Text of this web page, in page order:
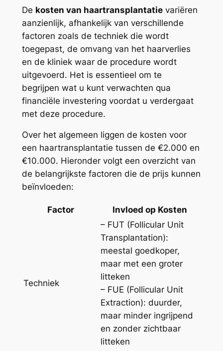
De kosten van haartransplantatievariëren
aanzienlijk, afhankelijk van verschillende
factoren zoals de techniek die wordt
toegepast, de omvang van het haarverlies
en de kliniek waar de procedure wordt
uitgevoerd. Het is essentieel om te
begrijpen wat u kunt verwachten qua
financiële investering voordat u verdergaat
met deze procedure.
Over het algemeen liggen de kosten voor
een haartransplantatie tussen de €2.000 en
€10.000. Hieronder volgt een overzicht van
de belangrijkste factoren die de prijs kunnen
beïnvloeden:
Factor Invloed op Kosten
Techniek
– FUT (Follicular Unit
Transplantation):
meestal goedkoper,
maar met een groter
litteken
– FUE (Follicular Unit
Extraction): duurder,
maar minder ingrijpend
en zonder zichtbaar
litteken